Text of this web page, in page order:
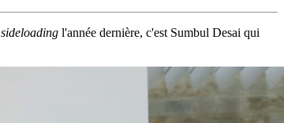
sideloading l'année dernière, c'est Sumbul Desai qui